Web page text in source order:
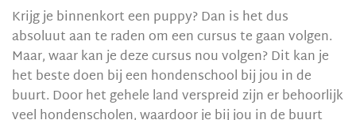
Krijg je binnenkort een puppy? Dan is het dus
absoluut aan te raden om een cursus te gaan volgen.
Maar, waar kan je deze cursus nou volgen? Dit kan je
het beste doen bij een hondenschool bij jou in de
buurt. Door het gehele land verspreid zijn er behoorlijk